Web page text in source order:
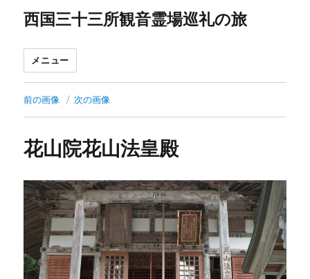
西国三十三所観音霊場巡礼の旅
メニュー
前の画像 次の画像
花山院花山法皇殿